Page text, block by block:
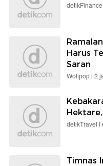
Harus
Saran
Wolipop | 2
detikTravel |
Timnas